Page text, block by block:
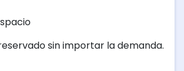
sin importar la demanda.